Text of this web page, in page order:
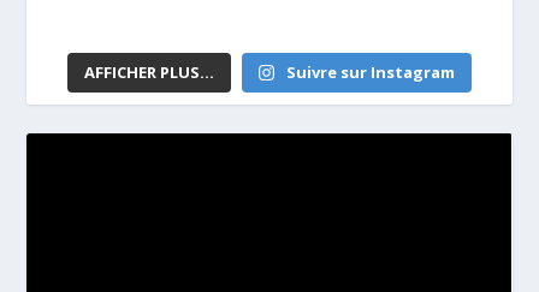
AFFICHER PLUS... Suivre sur Instagram